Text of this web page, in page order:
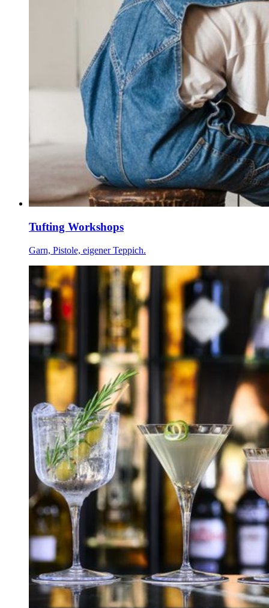
Tufting Workshops
Garn, Pistole, eigener Teppich.